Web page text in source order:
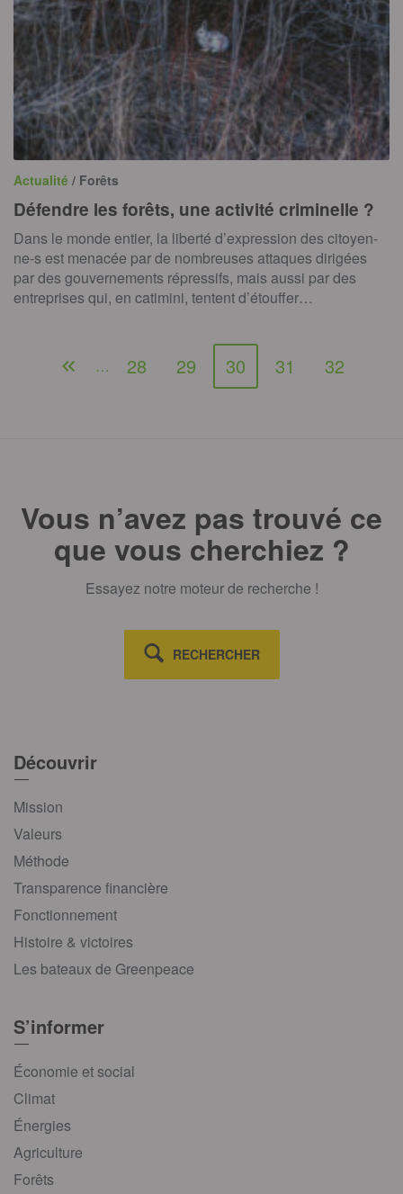
Actualité / Forêts
Défendre les forêts, une activité criminelle ?
Dans le monde entier, la liberté d’expression des citoyen-
ne-s est menacée par de nombreuses attaques dirigées
par des gouvernements répressifs, mais aussi par des
entreprises qui, en catimini, tentent d’étouffer…
… 28 29 30 31 32
Vous n’avez pas trouvé ce
que vous cherchiez ?
Essayez notre moteur de recherche !
RECHERCHER
Découvrir
Mission
Valeurs
Méthode
Transparence financière
Fonctionnement
Histoire & victoires
Les bateaux de Greenpeace
S’informer
Économie et social
Climat
Énergies
Agriculture
Forêts